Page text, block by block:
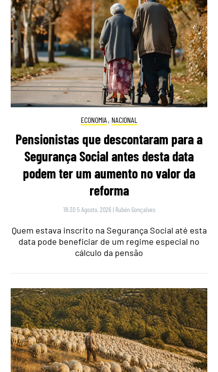
ECONOMIA , NACIONAL
Pensionistas que descontaram para a
Segurança Social antes desta data
podem ter um aumento no valor da
reforma
18:30 5 Agosto, 2026 | Rubén Gonçalves
Quem estava inscrito na Segurança Social até esta
data pode beneficiar de um regime especial no
cálculo da pensão